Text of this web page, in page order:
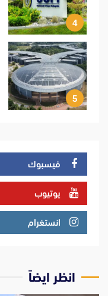
4
5
فيسبوك
يوتيوب
انستغرام
انظر ايضاً